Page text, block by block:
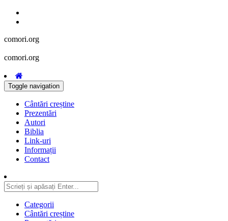
comori.org
comori.org
Toggle navigation
Cântări creștine
Prezentări
Autori
Biblia
Link-uri
Informații
Contact
Categorii
Cântări creștine